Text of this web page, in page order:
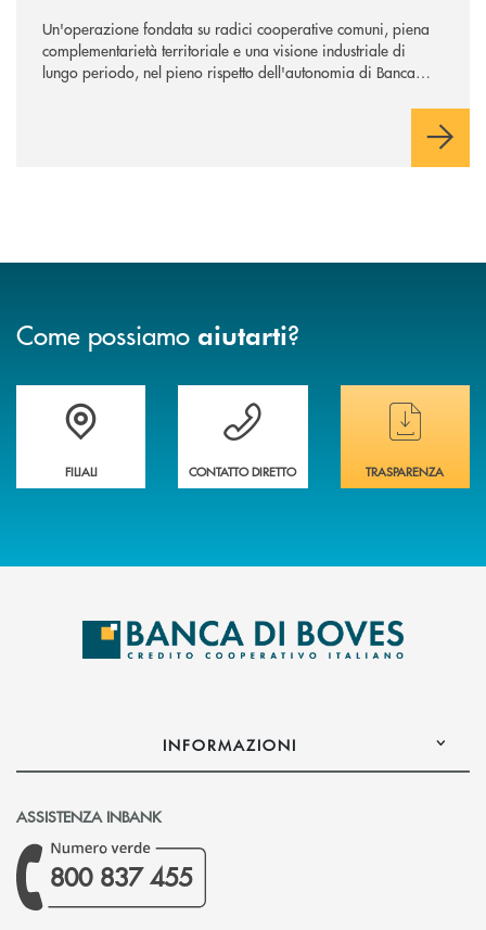
Un'operazione fondata su radici cooperative comuni, piena
complementarietà territoriale e una visione industriale di
lungo periodo, nel pieno rispetto dell'autonomia di Banca
negoziazione esclusiva per la finalizzazione dell’operazione.
Come possiamo aiutarti?
Trova la filiale&nbsp; più vicina a te
FILIALI
Hai bisogno di assistenza immediata ?
CONTATTO DIRETTO
Hai bisogno di
TRASPARENZA
INFORMAZIONI
ASSISTENZA INBANK
800 837 455